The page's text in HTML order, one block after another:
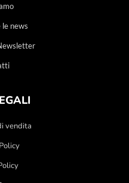
news
vendita